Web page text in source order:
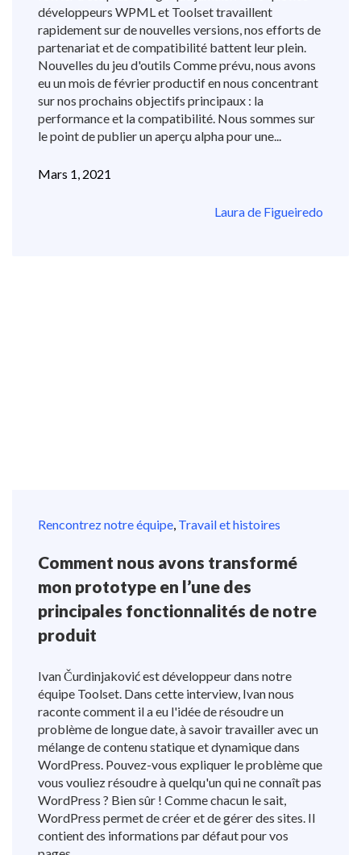
développeurs WPML et Toolset travaillent
rapidement sur de nouvelles versions, nos efforts de
partenariat et de compatibilité battent leur plein.
Nouvelles du jeu d'outils Comme prévu, nous avons
eu un mois de février productif en nous concentrant
sur nos prochains objectifs principaux : la
performance et la compatibilité. Nous sommes sur
le point de publier un aperçu alpha pour une...
Mars 1, 2021
Laura de Figueiredo
Rencontrez notre équipe, Travail et histoires
Comment nous avons transformé
mon prototype en l’une des
principales fonctionnalités de notre
produit
Ivan Čurdinjaković est développeur dans notre
équipe Toolset. Dans cette interview, Ivan nous
raconte comment il a eu l'idée de résoudre un
problème de longue date, à savoir travailler avec un
mélange de contenu statique et dynamique dans
WordPress. Pouvez-vous expliquer le problème que
vous vouliez résoudre à quelqu'un qui ne connaît pas
WordPress ? Bien sûr ! Comme chacun le sait,
WordPress permet de créer et de gérer des sites. Il
contient des informations par défaut pour vos